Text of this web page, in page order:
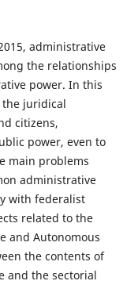
administrative
the relationships
power. In this
the juridical
citizens,
power, even to
main problems
administrative
with federalist
related to the
and Autonomous
the contents of
and the sectorial